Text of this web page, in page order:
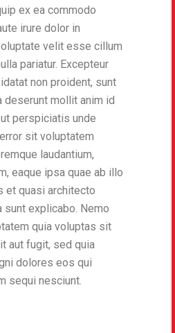
ex ea commodo
irure dolor in
velit esse cillum
pariatur. Excepteur
non proident, sunt
deserunt mollit anim id
perspiciatis unde
sit voluptatem
laudantium,
eaque ipsa quae ab illo
et quasi architecto
sunt explicabo. Nemo
quia voluptas sit
aut fugit, sed quia
dolores eos qui
sequi nesciunt.